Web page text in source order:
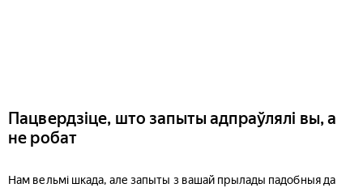
Пацвердзіце, што запыты адпраўлялі вы, а
не робат
Нам вельмі шкада, але запыты з вашай прылады падобныя да